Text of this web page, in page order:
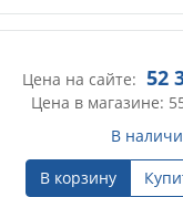
Цена на сайте: 52
Цена в магазине:
В
В корзину